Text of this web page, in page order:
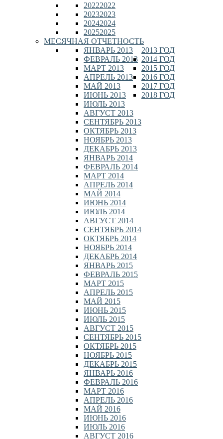
2022
2022
2023
2023
2024
2024
2025
2025
МЕСЯЧНАЯ ОТЧЕТНОСТЬ
2013 ГОД
ЯНВАРЬ 2013
ФЕВРАЛЬ 2013
МАРТ 2013
АПРЕЛЬ 2013
МАЙ 2013
ИЮНЬ 2013
ИЮЛЬ 2013
АВГУСТ 2013
СЕНТЯБРЬ 2013
ОКТЯБРЬ 2013
НОЯБРЬ 2013
ДЕКАБРЬ 2013
2014 ГОД
ЯНВАРЬ 2014
ФЕВРАЛЬ 2014
МАРТ 2014
АПРЕЛЬ 2014
МАЙ 2014
ИЮНЬ 2014
ИЮЛЬ 2014
АВГУСТ 2014
СЕНТЯБРЬ 2014
ОКТЯБРЬ 2014
НОЯБРЬ 2014
ДЕКАБРЬ 2014
2015 ГОД
ЯНВАРЬ 2015
ФЕВРАЛЬ 2015
МАРТ 2015
АПРЕЛЬ 2015
МАЙ 2015
ИЮНЬ 2015
ИЮЛЬ 2015
АВГУСТ 2015
СЕНТЯБРЬ 2015
ОКТЯБРЬ 2015
НОЯБРЬ 2015
ДЕКАБРЬ 2015
2016 ГОД
ЯНВАРЬ 2016
ФЕВРАЛЬ 2016
МАРТ 2016
АПРЕЛЬ 2016
МАЙ 2016
ИЮНЬ 2016
ИЮЛЬ 2016
АВГУСТ 2016
2017 ГОД
2018 ГОД